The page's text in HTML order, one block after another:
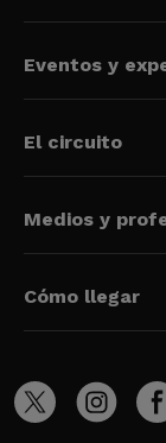
Eventos y
El circuito
Medios y
Cómo llegar